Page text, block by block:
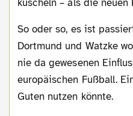
kuscheln – als die neuen
So oder so, es ist passiert. Und nun stehen
Dortmund und Watzke
nie da gewesenen
europäischen Fußball.
Guten nutzen könnte.